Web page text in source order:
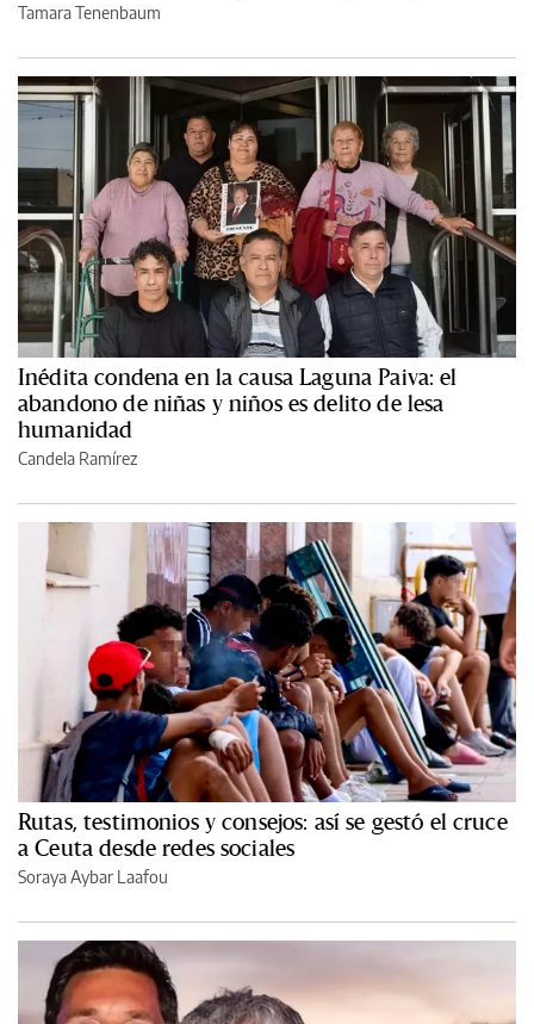
Tamara Tenenbaum
Inédita condena en la causa Laguna Paiva: el
abandono de niñas y niños es delito de lesa
humanidad
Candela Ramírez
Rutas, testimonios y consejos: así se gestó el cruce
a Ceuta desde redes sociales
Soraya Aybar Laafou